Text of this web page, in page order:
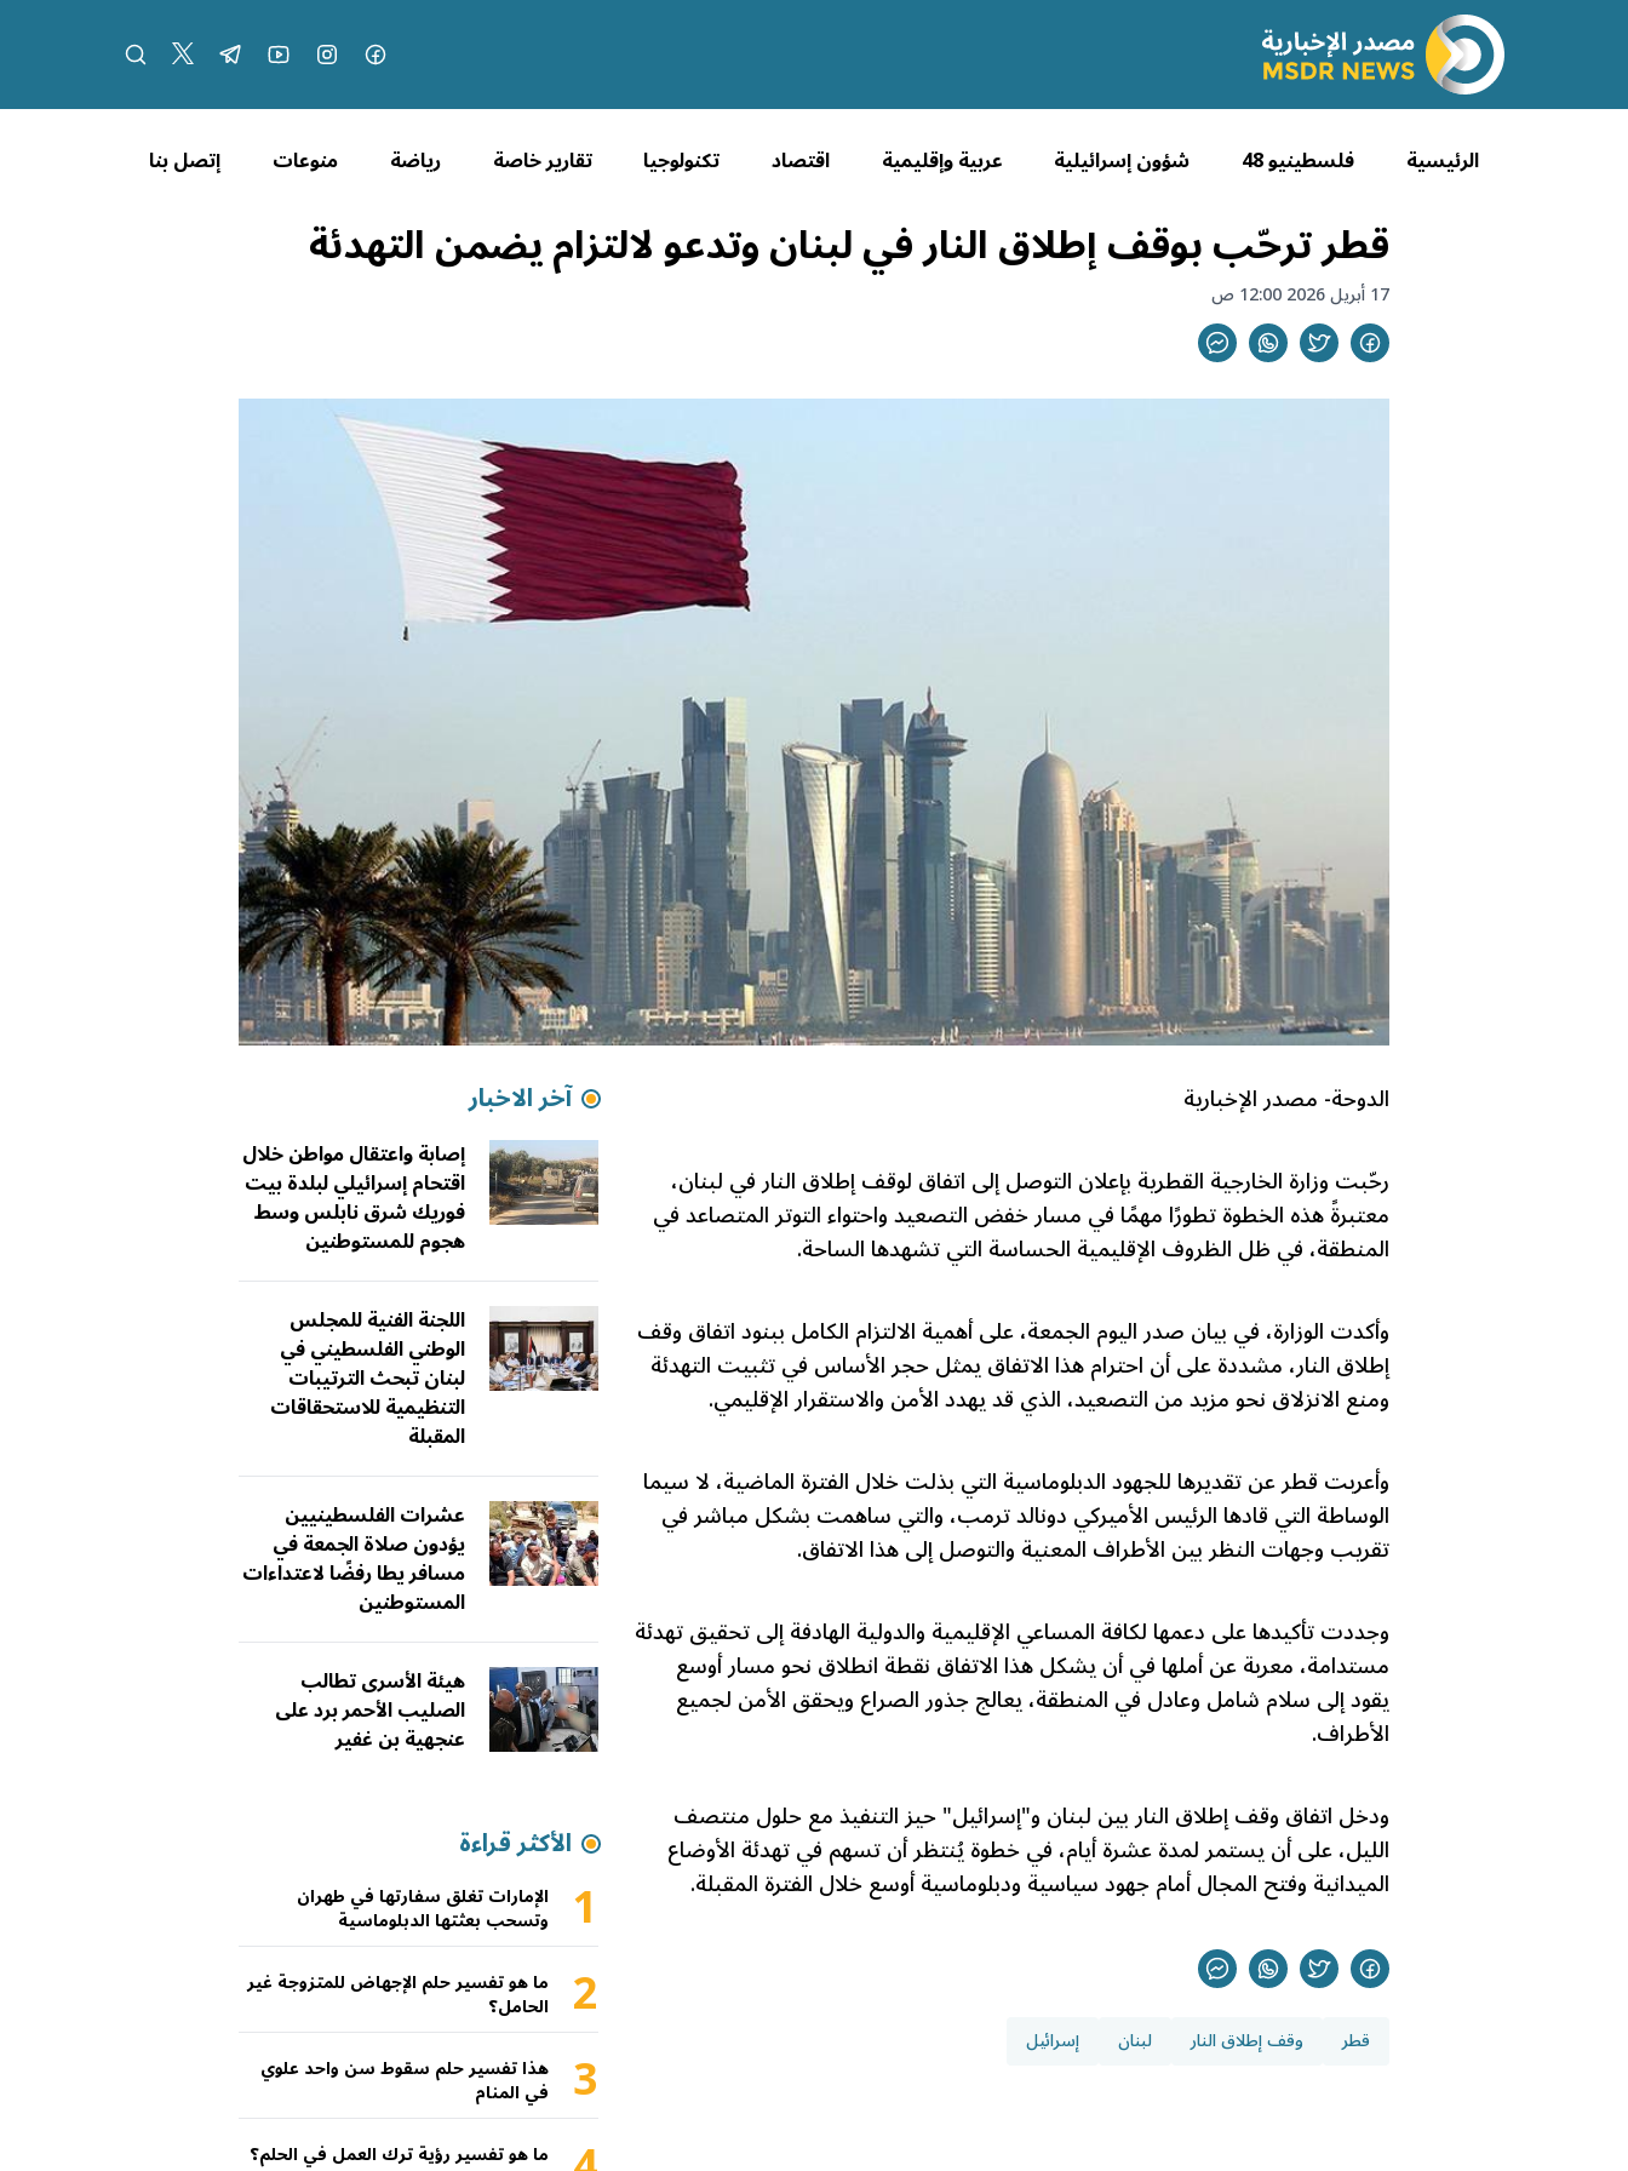
الرئيسية فلسطينيو 48 شؤون إسرائيلية عربية وإقليمية اقتصاد تكنولوجيا تقارير خاصة رياضة منوعات إتصل بنا
قطر ترحّب بوقف إطلاق النار في لبنان وتدعو لالتزام يضمن التهدئة
17 أبريل 2026 12:00 ص
الدوحة- مصدر الإخبارية
رحّبت وزارة الخارجية القطرية بإعلان التوصل إلى اتفاق لوقف إطلاق النار في لبنان،
معتبرةً هذه الخطوة تطورًا مهمًا في مسار خفض التصعيد واحتواء التوتر المتصاعد في
المنطقة، في ظل الظروف الإقليمية الحساسة التي تشهدها الساحة.
وأكدت الوزارة، في بيان صدر اليوم الجمعة، على أهمية الالتزام الكامل ببنود اتفاق وقف
إطلاق النار، مشددة على أن احترام هذا الاتفاق يمثل حجر الأساس في تثبيت التهدئة
ومنع الانزلاق نحو مزيد من التصعيد، الذي قد يهدد الأمن والاستقرار الإقليمي.
وأعربت قطر عن تقديرها للجهود الدبلوماسية التي بذلت خلال الفترة الماضية، لا سيما
الوساطة التي قادها الرئيس الأميركي دونالد ترمب، والتي ساهمت بشكل مباشر في
تقريب وجهات النظر بين الأطراف المعنية والتوصل إلى هذا الاتفاق.
وجددت تأكيدها على دعمها لكافة المساعي الإقليمية والدولية الهادفة إلى تحقيق تهدئة
مستدامة، معربة عن أملها في أن يشكل هذا الاتفاق نقطة انطلاق نحو مسار أوسع
يقود إلى سلام شامل وعادل في المنطقة، يعالج جذور الصراع ويحقق الأمن لجميع
الأطراف.
ودخل اتفاق وقف إطلاق النار بين لبنان و"إسرائيل" حيز التنفيذ مع حلول منتصف
الليل، على أن يستمر لمدة عشرة أيام، في خطوة يُنتظر أن تسهم في تهدئة الأوضاع
الميدانية وفتح المجال أمام جهود سياسية ودبلوماسية أوسع خلال الفترة المقبلة.
قطر وقف إطلاق النار لبنان إسرائيل
آخر الاخبار
إصابة واعتقال مواطن خلال
اقتحام إسرائيلي لبلدة بيت
فوريك شرق نابلس وسط
هجوم للمستوطنين
اللجنة الفنية للمجلس
الوطني الفلسطيني في
لبنان تبحث الترتيبات
التنظيمية للاستحقاقات
المقبلة
عشرات الفلسطينيين
يؤدون صلاة الجمعة في
مسافر يطا رفضًا لاعتداءات
المستوطنين
هيئة الأسرى تطالب
الصليب الأحمر برد على
عنجهية بن غفير
الأكثر قراءة
1 الإمارات تغلق سفارتها في طهران
وتسحب بعثتها الدبلوماسية
2 ما هو تفسير حلم الإجهاض للمتزوجة غير
الحامل؟
3 هذا تفسير حلم سقوط سن واحد علوي
في المنام
ما هو تفسير رؤية ترك العمل في الحلم؟